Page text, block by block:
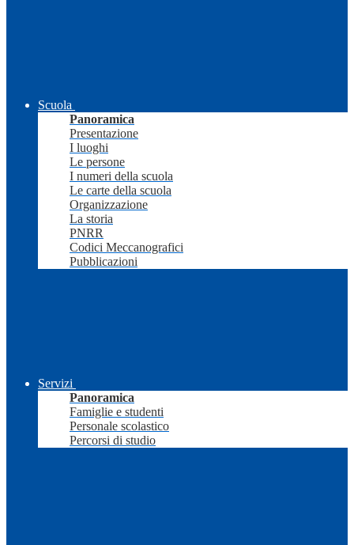
Scuola
Panoramica
Presentazione
I luoghi
Le persone
I numeri della scuola
Le carte della scuola
Organizzazione
La storia
PNRR
Codici Meccanografici
Pubblicazioni
Servizi
Panoramica
Famiglie e studenti
Personale scolastico
Percorsi di studio